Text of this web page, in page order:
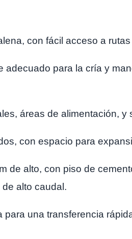
con fácil acceso a
adecuado para la cría y
áreas de alimentación, y
con espacio para
de alto, con piso de
alto caudal.
una transferencia